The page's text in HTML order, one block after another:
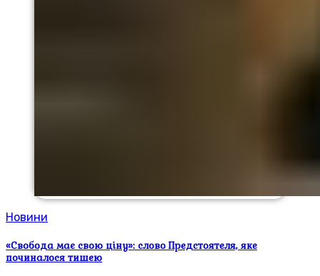
Новини
«Свобода має свою ціну»: слово Предстоятеля, яке
починалося тишею